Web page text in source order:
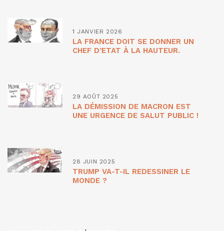
1 JANVIER 2026
LA FRANCE DOIT SE DONNER UN
CHEF D’ETAT À LA HAUTEUR.
29 AOÛT 2025
LA DÉMISSION DE MACRON EST
UNE URGENCE DE SALUT PUBLIC !
28 JUIN 2025
TRUMP VA-T-IL REDESSINER LE
MONDE ?